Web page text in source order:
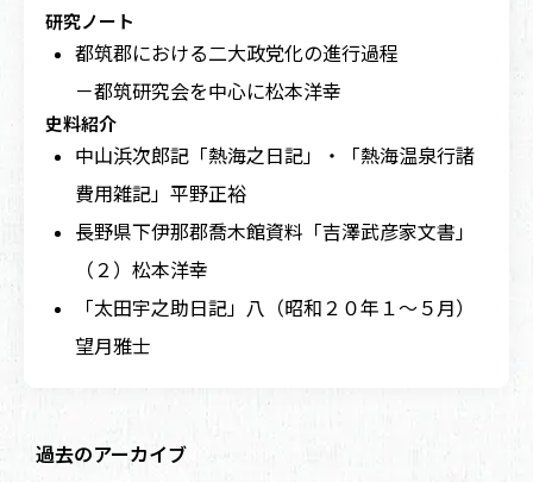
研究ノート
都筑郡における二大政党化の進行過程
－都筑研究会を中心に松本洋幸
史料紹介
中山浜次郎記「熱海之日記」・「熱海温泉行諸
費用雑記」 平野正裕
長野県下伊那郡喬木館資料「吉澤武彦家文書」
（２） 松本洋幸
「太田宇之助日記」八（昭和２０年１～５月）
望月雅士
過去のアーカイブ